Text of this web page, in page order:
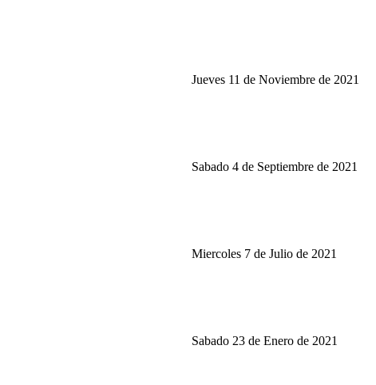
Jueves 11 de Noviembre de 2021
Sabado 4 de Septiembre de 2021
Miercoles 7 de Julio de 2021
Sabado 23 de Enero de 2021